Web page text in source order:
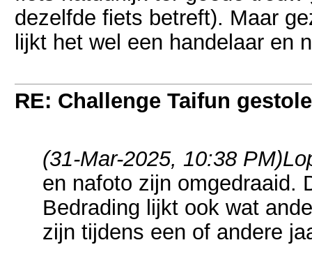
dezelfde fiets betreft). Maar
lijkt het wel een handelaar en
RE: Challenge Taifun
(31-Mar-2025, 10:38 PM)
en nafoto zijn omgedraaid.
Bedrading lijkt ook wat
zijn tijdens een of andere